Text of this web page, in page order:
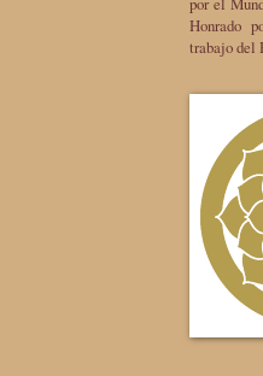
Honrado
trabajo del